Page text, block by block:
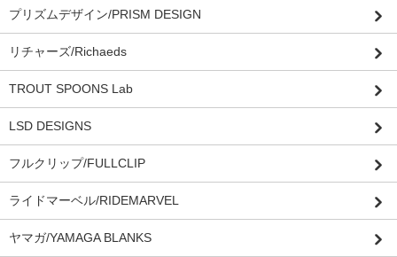
プリズムデザイン/PRISM DESIGN
リチャーズ/Richaeds
TROUT SPOONS Lab
LSD DESIGNS
フルクリップ/FULLCLIP
ライドマーベル/RIDEMARVEL
ヤマガ/YAMAGA BLANKS